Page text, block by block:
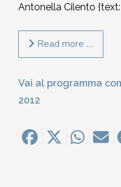
Antonella Cilento
Read more …
Vai al programma
2012